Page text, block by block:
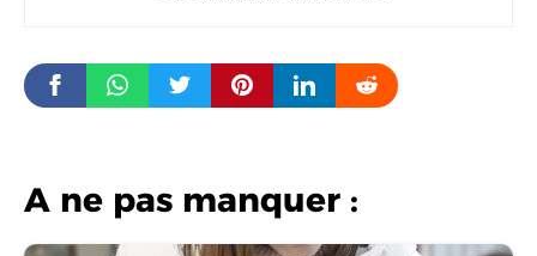
A ne pas manquer :